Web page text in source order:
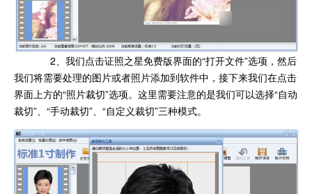
2、我们点击证照之星免费版界面的“打开文件”选项，然后
我们将需要处理的图片或者照片添加到软件中，接下来我们在点击
界面上方的“照片裁切”选项。这里需要注意的是我们可以选择“自动
裁切”、“手动裁切”、“自定义裁切”三种模式。